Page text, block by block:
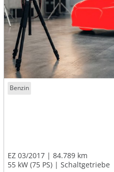
Benzin
EZ 03/2017
84.789 km
55 kW (75 PS)
Schaltgetriebe